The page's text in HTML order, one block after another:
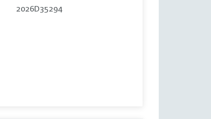
2026D35294